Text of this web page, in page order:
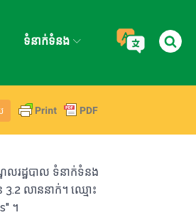
ទំនាក់ទំនង
លរដ្ឋបាល ទំនាក់ទំនង
3.2 លាននាក់។ ឈ្មោះ​
។